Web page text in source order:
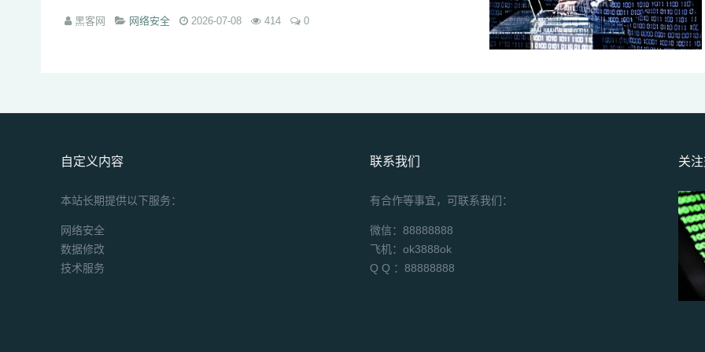
黑客网 网络安全 2026-07-08 414 0
自定义内容
本站长期提供以下服务：
网络安全
数据修改
技术服务
联系我们
有合作等事宜，可联系我们：
微信：88888888
飞机：ok3888ok
Q Q ：88888888
关